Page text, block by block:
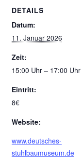
DETAILS
Datum:
11. Januar 2026
Zeit:
15:00 Uhr – 17:00 Uhr
Eintritt:
8€
Website:
www.deutsches-
stuhlbaumuseum.de